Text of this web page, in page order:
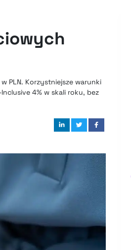
PLN. Korzystniejsze warunki
4% w skali roku, bez